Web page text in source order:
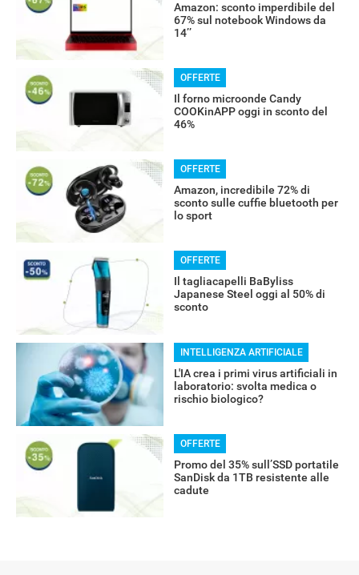
Amazon: sconto imperdibile del
67% sul notebook Windows da
14’’
OFFERTE
Il forno microonde Candy
COOKinAPP oggi in sconto del
46%
OFFERTE
Amazon, incredibile 72% di
sconto sulle cuffie bluetooth per
lo sport
OFFERTE
Il tagliacapelli BaByliss
Japanese Steel oggi al 50% di
sconto
INTELLIGENZA ARTIFICIALE
L'IA crea i primi virus artificiali in
laboratorio: svolta medica o
rischio biologico?
OFFERTE
Promo del 35% sull’SSD portatile
SanDisk da 1TB resistente alle
cadute